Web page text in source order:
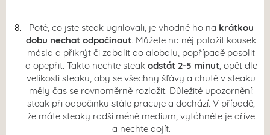
Poté, co jste steak ugrilovali, je vhodné ho na krátkou
dobu nechat odpočinout. Můžete na něj položit kousek
másla a přikrýt či zabalit do alobalu, popřípadě posolit
a opepřit. Takto nechte steak odstát 2-5 minut, opět dle
velikosti steaku, aby se všechny šťávy a chutě v steaku
měly čas se rovnoměrně rozložit. Důležité upozornění:
steak při odpočinku stále pracuje a dochází. V případě,
že máte steaky radši méně medium, vytáhněte je dříve
a nechte dojít.